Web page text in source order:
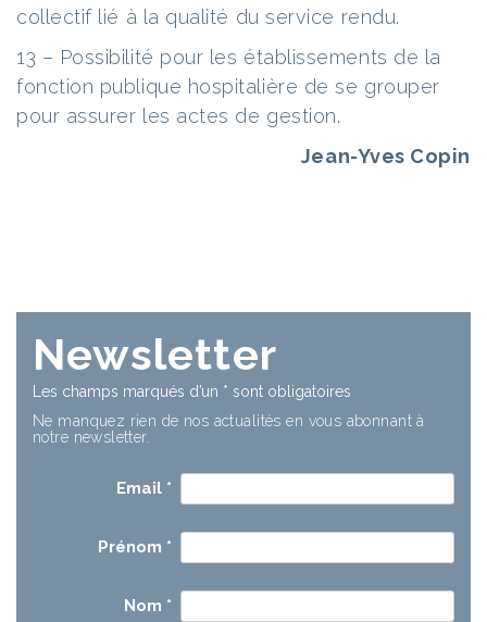
collectif lié à la qualité du service rendu.
13 – Possibilité pour les établissements de la
fonction publique hospitalière de se grouper
pour assurer les actes de gestion.
Jean-Yves Copin
Newsletter
Les champs marqués d’un * sont obligatoires
Ne manquez rien de nos actualités en vous abonnant à
notre newsletter.
Email *
Prénom *
Nom *